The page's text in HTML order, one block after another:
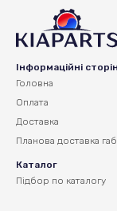
Інформаційні
Головна
Оплата
Доставка
Планова доставка
Каталог
Підбор по каталогу